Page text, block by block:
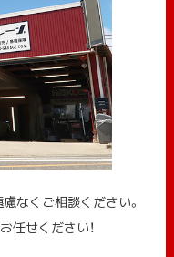
なくご相談ください。
任せください！